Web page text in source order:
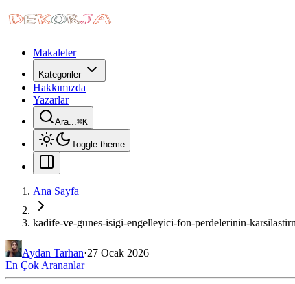
Makaleler
Kategoriler
Hakkımızda
Yazarlar
Ara...⌘K
Toggle theme
Ana Sayfa
kadife-ve-gunes-isigi-engelleyici-fon-perdelerinin-
Aydan Tarhan·27 Ocak 2026
En Çok Arananlar